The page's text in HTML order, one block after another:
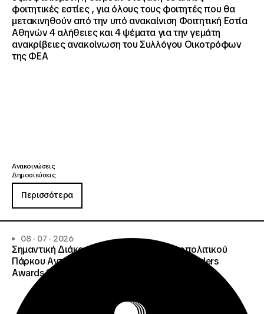
φοιτητικές εστίες , για όλους τους φοιτητές που θα
μετακινηθούν από την υπό ανακαίνιση Φοιτητική Εστία
Αθηνών 4 αλήθειες και 4 ψέματα για την γεμάτη
ανακρίβειες ανακοίνωση του Συλλόγου Οικοτρόφων
της ΦΕΑ
Ανακοινώσεις
Δημοσιεύσεις
Περισσότερα
08 · 07 · 2026
Σημαντική Διάκριση του Κ.Ε.ΠΕ.Α. Μητροπολιτικού
Πάρκου Αντώνης Τρίτσης στα Education Leaders
Awards 2026